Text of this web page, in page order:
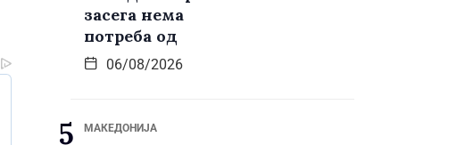
засега нема
потреба од
06/08/2026
МАКЕДОНИЈА